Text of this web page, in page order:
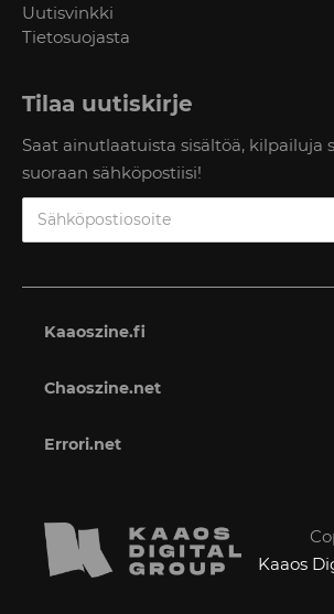
Uutisvinkki
Tietosuojasta
Tilaa uutiskirje
Saat ainutlaatuista sisältöä, kilpailuja
suoraan sähköpostiisi!
Kaaoszine.fi
Chaoszine.net
Errori.net
Kaaos